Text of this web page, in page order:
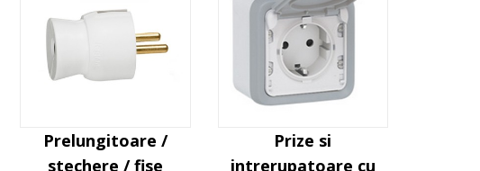
Prelungitoare /
stechere / fise
Prize si
intrerupatoare cu